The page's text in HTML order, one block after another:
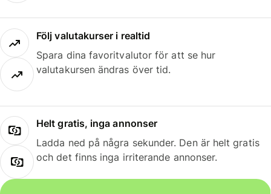
Följ valutakurser i realtid
Spara dina favoritvalutor för att se hur
valutakursen ändras över tid.
Helt gratis, inga annonser
Ladda ned på några sekunder. Den är helt gratis
och det finns inga irriterande annonser.